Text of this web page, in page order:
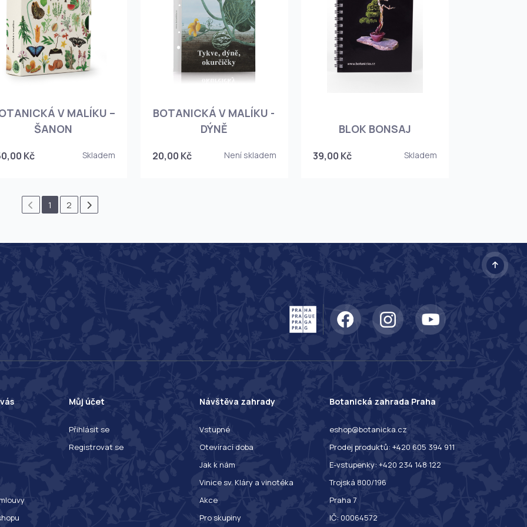
V MALÍKU –
ŠANON
Kč Skladem
BOTANICKÁ V MALÍKU -
DÝNĚ
20,00 Kč Není skladem
BLOK BONSAJ
39,00 Kč Skladem
1 2
Můj účet
Přihlásit se
Registrovat se
Návštěva zahrady
Vstupné
Otevírací doba
Jak k nám
Vinice sv. Kláry a vinotéka
Akce
Pro skupiny
Botanická zahrada Praha
eshop@botanicka.cz
Prodej produktů: +420 605 394 911
E-vstupenky: +420 234 148 122
Trojská 800/196
Praha 7
IČ: 00064572